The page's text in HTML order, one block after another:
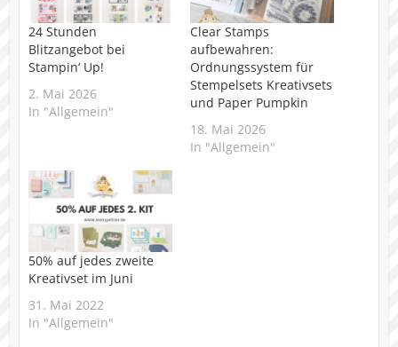
24 Stunden
Blitzangebot bei
Stampin‘ Up!
2. Mai 2026
In "Allgemein"
Clear Stamps
aufbewahren:
Ordnungssystem für
Stempelsets Kreativsets
und Paper Pumpkin
18. Mai 2026
In "Allgemein"
50% auf jedes zweite
Kreativset im Juni
31. Mai 2022
In "Allgemein"